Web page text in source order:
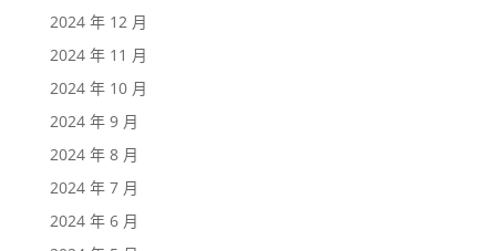
2024 年 12 月
2024 年 11 月
2024 年 10 月
2024 年 9 月
2024 年 8 月
2024 年 7 月
2024 年 6 月